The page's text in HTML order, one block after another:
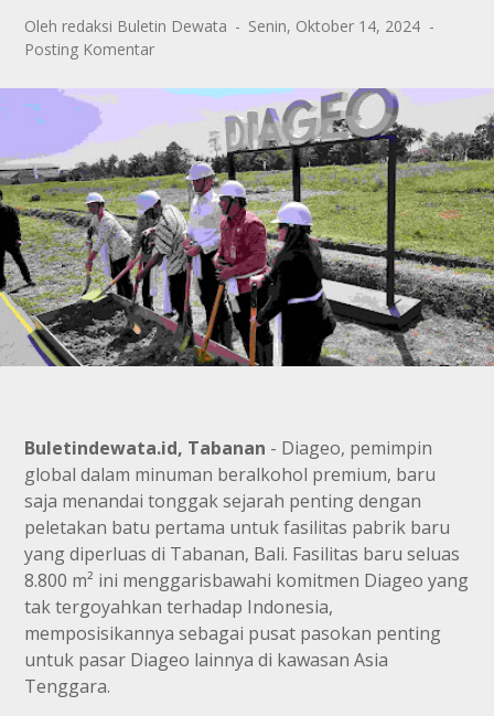
Oleh redaksi Buletin Dewata
Senin, Oktober 14, 2024
Posting Komentar
Buletindewata.id, Tabanan - Diageo, pemimpin
global dalam minuman beralkohol premium, baru
saja menandai tonggak sejarah penting dengan
peletakan batu pertama untuk fasilitas pabrik baru
yang diperluas di Tabanan, Bali. Fasilitas baru seluas
8.800 m² ini menggarisbawahi komitmen Diageo yang
tak tergoyahkan terhadap Indonesia,
memposisikannya sebagai pusat pasokan penting
untuk pasar Diageo lainnya di kawasan Asia
Tenggara.